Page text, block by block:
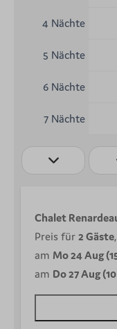
4 Nächte
5 Nächte
6 Nächte
7 Nächte
Chalet
Preis für 2 Gäste,
am Mo 24 Aug
am Do 27 Aug